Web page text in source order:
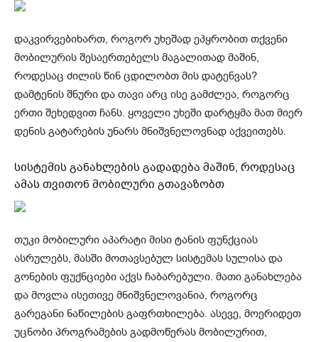
დაკვირვებიხართ, როგორ უხეშად ეპყრობით თქვენი
მობილურის შესაერთებელს მაგალითად მაშინ,
როდესაც ძილის წინ ცდილობთ მის დატენვას?
დამტენის შნური და თავი არც ისე გამძლეა, როგორც
ერთი შეხედვით ჩანს. ყოველი უხეში დარტყმა მათ მიერ
დენის გატარების უნარს მნიშვნელოვნად აქვეითებს.
სისტემის განახლების გადადება მაშინ, როდესაც
ამას თვითონ მობილური გთავაზობთ
თუკი მობილური აპარატი მისი ტანის ფუნქციას
ასრულებს, მასში მოთავსებულ სისტემას სულისა და
გონების ფუქნციები აქვს ჩაბარებული. მათი განახლება
და მოვლა ისეთივე მნიშვნელოვანია, როგორც
გარეგანი ნაწილების გაფრთხილება. ასევე, მოერიდეთ
უცნობი პროგრამების გადმოწერას მობილურით,